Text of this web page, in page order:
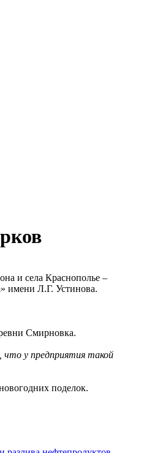
и села Краснополье –
имени Л.Г. Устинова.
Смирновка.
что у предприятия такой
поделок.